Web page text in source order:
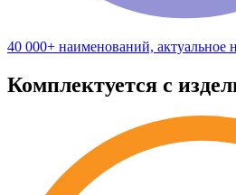
40 000+ наименований, актуальное
Комплектуется с